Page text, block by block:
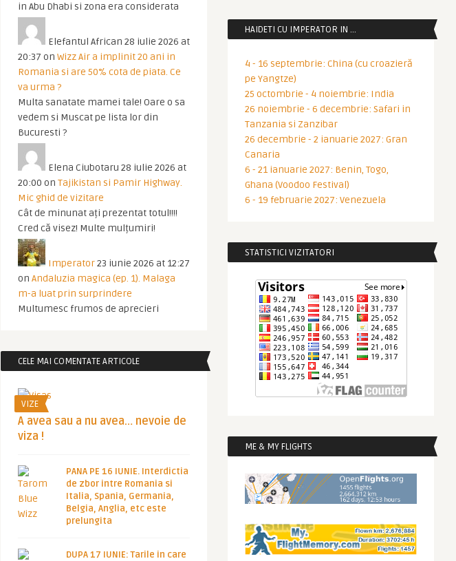
in Abu Dhabi si zona era considerata
Elefantul African 28 iulie 2026 at
20:37 on Wizz Air a implinit 20 ani in
Romania si are 50% cota de piata. Ce
va urma ?
Multa sanatate mamei tale! Oare o sa
vedem si Muscat pe lista lor din
Bucuresti ?
Elena Ciubotaru 28 iulie 2026 at
20:00 on Tajikistan si Pamir Highway.
Mic ghid de vizitare
Cât de minunat ați prezentat totul!!!!
Cred că visez! Multe mulțumiri!
Imperator23 iunie 2026 at 12:27
on Andaluzia magica (ep. 1). Malaga
m-a luat prin surprindere
Multumesc frumos de aprecieri
CELE MAI COMENTATE ARTICOLE
VIZE
A avea sau a nu avea… nevoie de
viza !
PANA PE 16 IUNIE. Interdictia
de zbor intre Romania si
Italia, Spania, Germania,
Belgia, Anglia, etc este
prelungita
DUPA 17 IUNIE: Tarile in care
HAIDETI CU IMPERATOR IN …
4 - 16 septembrie: China (cu croazieră
pe Yangtze)
25 octombrie - 4 noiembrie: India
26 noiembrie - 6 decembrie: Safari in
Tanzania si Zanzibar
26 decembrie - 2 ianuarie 2027: Gran
Canaria
6 - 21 ianuarie 2027: Benin, Togo,
Ghana (Voodoo Festival)
6 - 19 februarie 2027: Venezuela
STATISTICI VIZITATORI
ME & MY FLIGHTS